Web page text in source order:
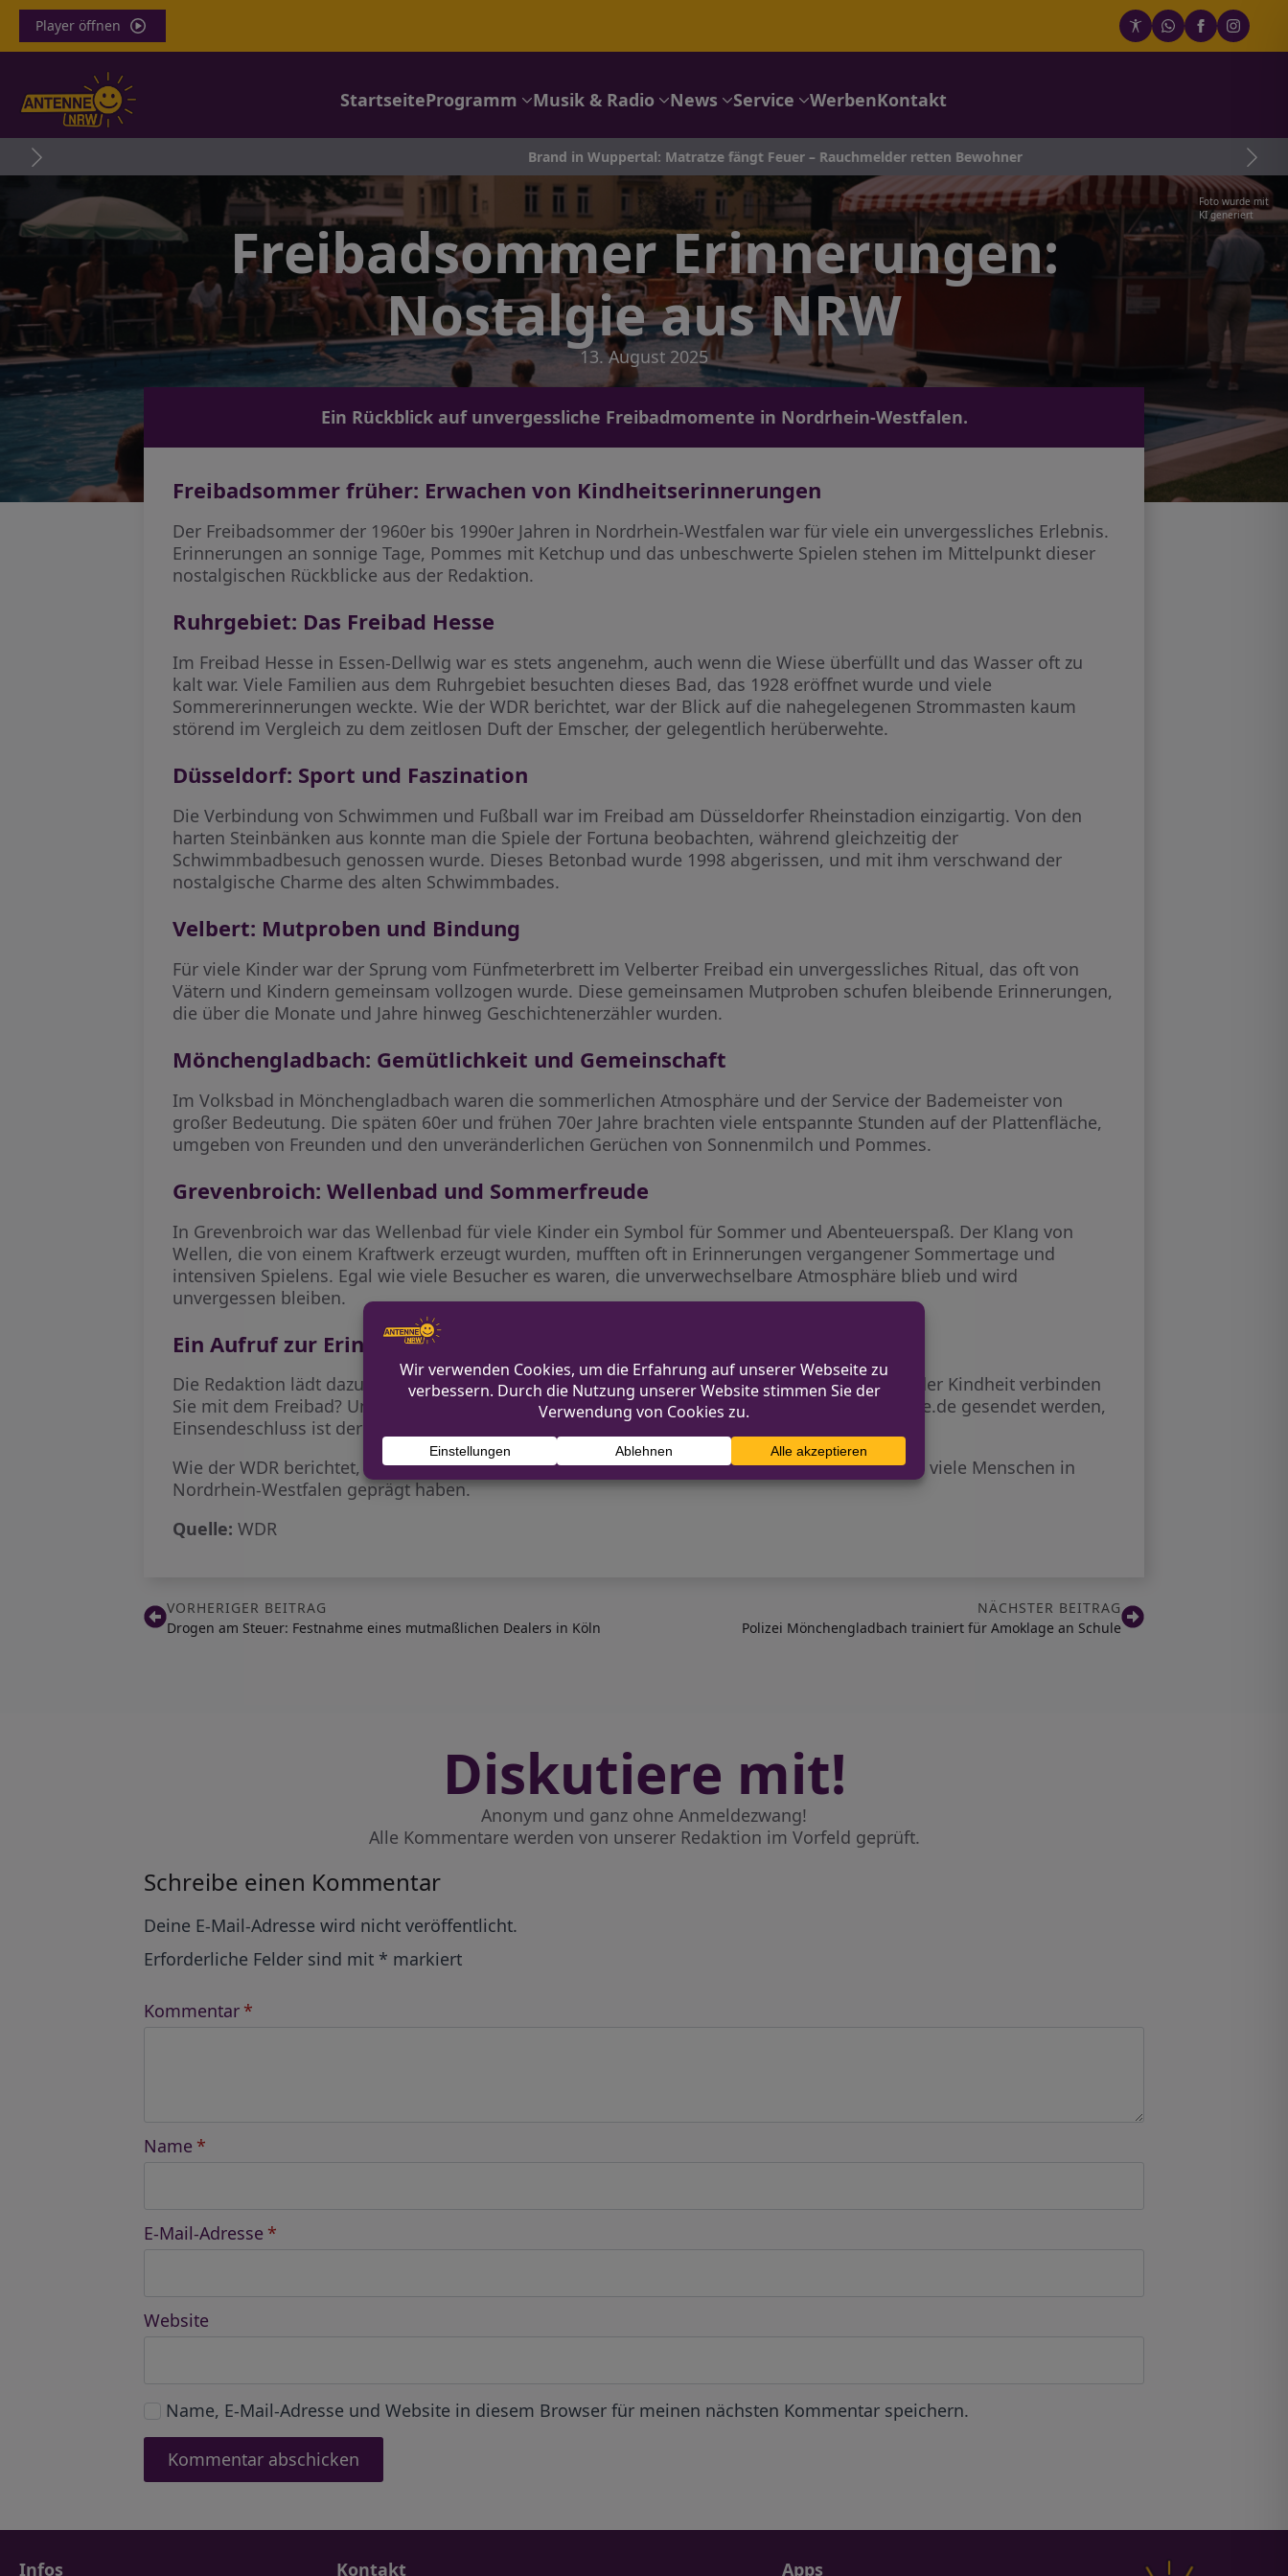
Player öffnen
StartseiteProgramm Musik & Radio News Service WerbenKontakt
Brand in Wuppertal: Matratze fängt Feuer – Rauchmelder retten Bewohner
Foto wurde mit
KI generiert
Freibadsommer Erinnerungen:
Nostalgie aus NRW
13. August 2025
Ein Rückblick auf unvergessliche Freibadmomente in Nordrhein-Westfalen.
Freibadsommer früher: Erwachen von Kindheitserinnerungen
Der Freibadsommer der 1960er bis 1990er Jahren in Nordrhein-Westfalen war für viele ein unvergessliches Erlebnis.
Erinnerungen an sonnige Tage, Pommes mit Ketchup und das unbeschwerte Spielen stehen im Mittelpunkt dieser
nostalgischen Rückblicke aus der Redaktion.
Ruhrgebiet: Das Freibad Hesse
Im Freibad Hesse in Essen-Dellwig war es stets angenehm, auch wenn die Wiese überfüllt und das Wasser oft zu
kalt war. Viele Familien aus dem Ruhrgebiet besuchten dieses Bad, das 1928 eröffnet wurde und viele
Sommererinnerungen weckte. Wie der WDR berichtet, war der Blick auf die nahegelegenen Strommasten kaum
störend im Vergleich zu dem zeitlosen Duft der Emscher, der gelegentlich herüberwehte.
Düsseldorf: Sport und Faszination
Die Verbindung von Schwimmen und Fußball war im Freibad am Düsseldorfer Rheinstadion einzigartig. Von den
harten Steinbänken aus konnte man die Spiele der Fortuna beobachten, während gleichzeitig der
Schwimmbadbesuch genossen wurde. Dieses Betonbad wurde 1998 abgerissen, und mit ihm verschwand der
nostalgische Charme des alten Schwimmbades.
Velbert: Mutproben und Bindung
Für viele Kinder war der Sprung vom Fünfmeterbrett im Velberter Freibad ein unvergessliches Ritual, das oft von
Vätern und Kindern gemeinsam vollzogen wurde. Diese gemeinsamen Mutproben schufen bleibende Erinnerungen,
die über die Monate und Jahre hinweg Geschichtenerzähler wurden.
Mönchengladbach: Gemütlichkeit und Gemeinschaft
Im Volksbad in Mönchengladbach waren die sommerlichen Atmosphäre und der Service der Bademeister von
großer Bedeutung. Die späten 60er und frühen 70er Jahre brachten viele entspannte Stunden auf der Plattenfläche,
umgeben von Freunden und den unveränderlichen Gerüchen von Sonnenmilch und Pommes.
Grevenbroich: Wellenbad und Sommerfreude
In Grevenbroich war das Wellenbad für viele Kinder ein Symbol für Sommer und Abenteuerspaß. Der Klang von
Wellen, die von einem Kraftwerk erzeugt wurden, mufften oft in Erinnerungen vergangener Sommertage und
intensiven Spielens. Egal wie viele Besucher es waren, die unverwechselbare Atmosphäre blieb und wird
unvergessen bleiben.
Ein Aufruf zur Erinnerung
Die Redaktion lädt dazu ein, eigene Freibadgeschichten zu teilen. Welche Erinnerungen aus der Kindheit verbinden
Sie mit dem Freibad? Unter dem Stichwort „Freibad“ können Geschichten an aktion@rp-online.de gesendet werden,
Einsendeschluss ist der 20. August 2025.
Wie der WDR berichtet, sind dies die prägnantesten Erinnerungen an die Freibadsommer, die viele Menschen in
Nordrhein-Westfalen geprägt haben.
Quelle: WDR
VORHERIGER BEITRAG
Drogen am Steuer: Festnahme eines mutmaßlichen Dealers in Köln
NÄCHSTER BEITRAG
Polizei Mönchengladbach trainiert für Amoklage an Schule
Diskutiere mit!
Anonym und ganz ohne Anmeldezwang!
Alle Kommentare werden von unserer Redaktion im Vorfeld geprüft.
Schreibe einen Kommentar
Deine E-Mail-Adresse wird nicht veröffentlicht.
Erforderliche Felder sind mit * markiert
Kommentar *
Name *
E-Mail-Adresse *
Website
Name, E-Mail-Adresse und Website in diesem Browser für meinen nächsten Kommentar speichern.
Infos Kontakt Apps